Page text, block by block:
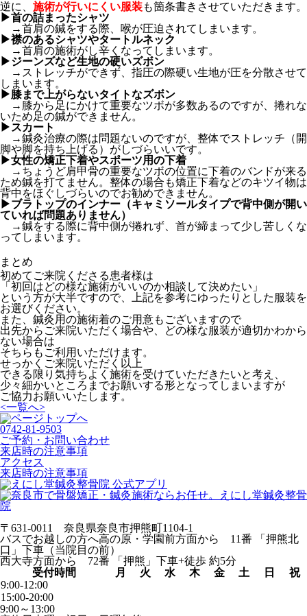
逆に、 施術が行いにくい服装も箇条書きさせていただきます。
▶︎首の詰まったシャツ
→首肩の鍼をする際、喉が圧迫されてしまいます。
▶︎襟のあるシャツやタートルネック
→首肩の施術がし辛くなってしまいます。
▶︎ジーンズなど生地の硬いズボン
→ストレッチができず、指圧の際硬い生地が圧を分散させて
しまいます。
▶︎膝まで上がらないタイトなズボン
→膝から足にかけて重要なツボが多数あるのですが、捲れな
いため足の鍼ができません。
▶︎スカート
→鍼灸治療の際は問題ないのですが、整体でストレッチ（開
脚や脚を持ち上げる）がしづらいいです。
▶︎女性の矯正下着やスポーツ用の下着
→ちょうど肩甲骨の重要なツボの位置に下着のバンドが来る
ため鍼を打てません。整体の場合も矯正下着などのキツイ物は
背中をほぐしづらいのでお勧めできません。
▶︎ブラトップのインナー（キャミソールタイプで背中側が開い
ていれば問題ありません）
→鍼をする際に背中側が捲れず、首が締まって少し苦しくな
ってしまいます。
まとめ
初めてご来院くださる患者様は
「初回はどの様な施術がいいのか相談して決めたい」
という方が大半ですので、上記を参考にゆったりとした服装を
お選びください。
また、鍼灸用の施術着のご用意もございますので
出先からご来院いただく場合や、どの様な服装が適切かわから
ない場合は
そちらもご利用いただけます。
せっかくご来院いただく以上
できる限り気持ちよく施術を受けていただきたいと考え、
少々細かいところまでお願いする形となってしまいますが
ご協力お願いいたします。
<一覧へ>
0742-81-9503
ご予約・お問い合わせ
来店時の注意事項
アクセス
来店時の注意事項
〒631-0011 奈良県奈良市押熊町1104-1
バスでお越しの方へ高の原・学園前方面から 11番 「押熊北
口」下車（当院目の前）
西大寺方面から 72番 「押熊」下車+徒歩 約5分
受付時間
月 火 水 木 金 土 日
祝
9:00-12:00
15:00-20:00
9:00～13:00